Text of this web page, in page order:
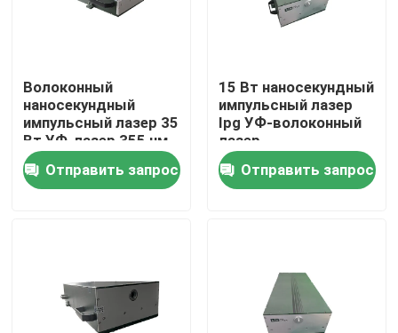
Тур по фабрике
Контроль качества
Зеленый волоконный лазер
Волоконный
наносекундный
импульсный лазер 35
Вт УФ-лазер 355 нм
Отправить запрос
15 Вт наносекундный
импульсный лазер
Ipg УФ-волоконный
лазер
Отправить запрос